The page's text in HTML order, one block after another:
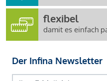
flexibel
damit es einfach
Der Infina Newsletter